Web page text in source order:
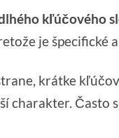
kľúčového
je špecifické
krátke
charakter. Často